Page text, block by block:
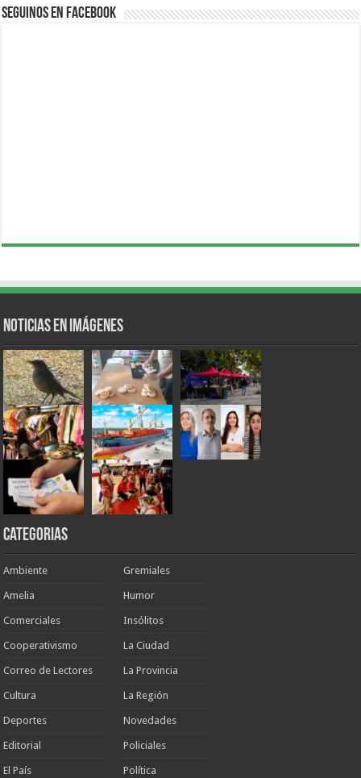
Seguinos en Facebook
Noticias en Imágenes
Categorias
Ambiente
Amelia
Comerciales
Cooperativismo
Correo de Lectores
Cultura
Deportes
Editorial
El País
Gremiales
Humor
Insólitos
La Ciudad
La Provincia
La Región
Novedades
Policiales
Política